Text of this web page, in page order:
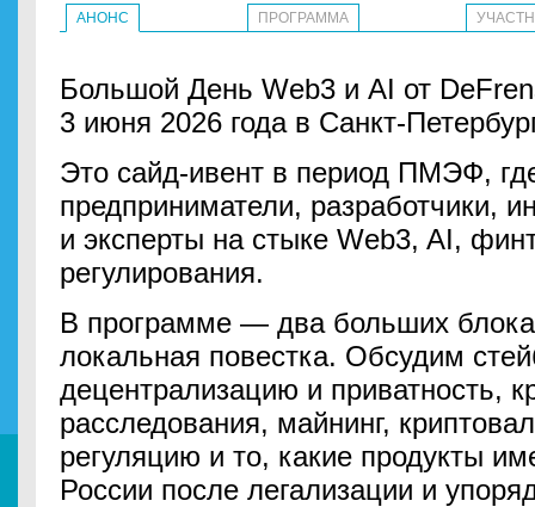
АНОНС ПРОГРАММА
Большой День Web3 и AI от
3 июня 2026 года в Санкт-
Это сайд-ивент в период ПМЭФ,
предприниматели, разработчики,
и эксперты на стыке Web3, AI,
регулирования.
В программе — два больших
локальная повестка. Обсудим
децентрализацию и приватность,
расследования, майнинг,
регуляцию и то, какие продукты
России после легализации и